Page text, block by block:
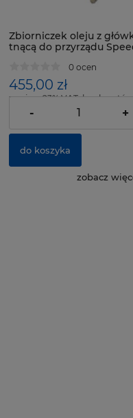
Zbiorniczek oleju z
tnącą do przyrządu
0 ocen
455,00 zł
zawiera 23% VAT, bez kosztów
dostawy
- +
do koszyka
zobacz